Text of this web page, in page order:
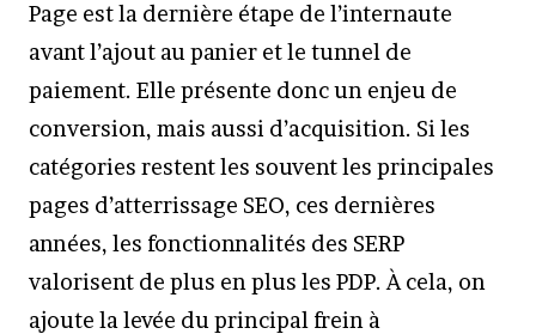
Page est la dernière étape de l’internaute
avant l’ajout au panier et le tunnel de
paiement. Elle présente donc un enjeu de
conversion, mais aussi d’acquisition. Si les
catégories restent les souvent les principales
pages d’atterrissage SEO, ces dernières
années, les fonctionnalités des SERP
valorisent de plus en plus les PDP. À cela, on
ajoute la levée du principal frein à